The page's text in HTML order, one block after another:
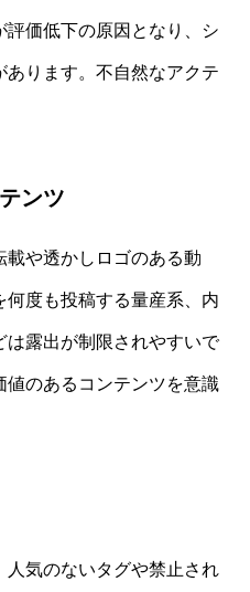
評価低下の原因となり、シ
あります。不自然なアクテ
ンツ
や透かしロゴのある動
度も投稿する量産系、内
露出が制限されやすいで
のあるコンテンツを意識
気のないタグや禁止され